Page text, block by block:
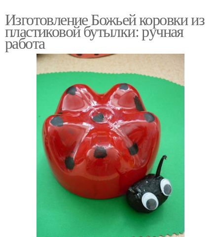
Изготовление Божьей коровки из
пластиковой бутылки: ручная
работа